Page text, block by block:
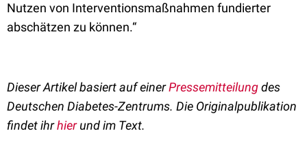
Nutzen von Interventionsmaßnahmen fundierter
abschätzen zu können.“
Dieser Artikel basiert auf einerPressemitteilungdes
Deutschen Diabetes-Zentrums. Die Originalpublikation
findet ihrhierund im Text.